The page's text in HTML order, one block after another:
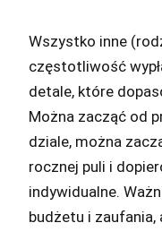
Wszystko inne
częstotliwość
detale, które
Można zacząć od
dziale, można
rocznej puli i
indywidualne.
budżetu i